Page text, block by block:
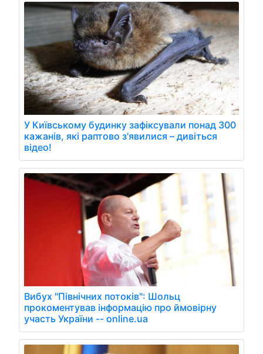
У Київському будинку зафіксували понад 300
кажанів, які раптово з'явилися – дивіться
відео!
Вибух "Північних потоків": Шольц
прокоментував інформацію про ймовірну
участь України -- online.ua